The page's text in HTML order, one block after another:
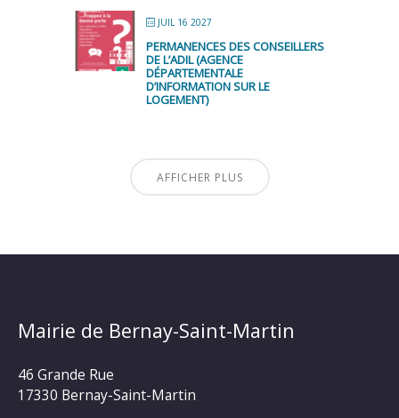
JUIL 16 2027
PERMANENCES DES CONSEILLERS
DE L’ADIL (AGENCE
DÉPARTEMENTALE
D’INFORMATION SUR LE
LOGEMENT)
AFFICHER PLUS
Mairie de Bernay-Saint-Martin
46 Grande Rue
17330 Bernay-Saint-Martin